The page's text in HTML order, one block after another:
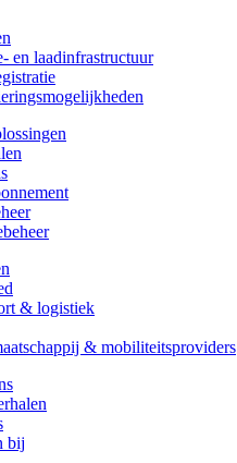
en laadinfrastructuur
& logistiek
& mobiliteitsproviders
bij